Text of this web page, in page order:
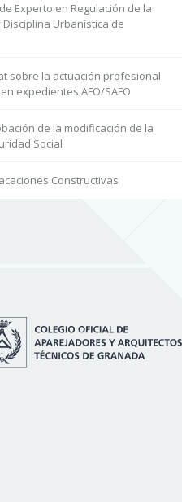
Experto en Regulación de la
Urbanística de
sobre la actuación profesional
expedientes AFO/SAFO
de la modificación de la
Social
Constructivas